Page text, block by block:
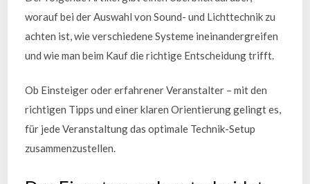
worauf bei der Auswahl von Sound- und Lichttechnik zu
achten ist, wie verschiedene Systeme ineinandergreifen
und wie man beim Kauf die richtige Entscheidung trifft.
Ob Einsteiger oder erfahrener Veranstalter – mit den
richtigen Tipps und einer klaren Orientierung gelingt es,
für jede Veranstaltung das optimale Technik-Setup
zusammenzustellen.